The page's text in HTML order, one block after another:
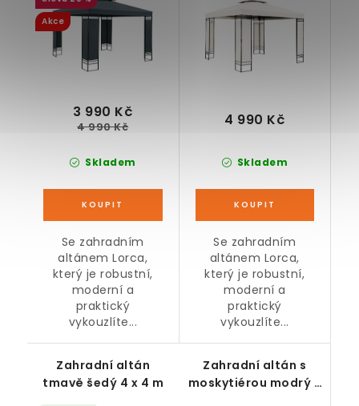
Akce
Skladem
3 990 Kč
4 990 Kč
Se zahradním
altánem Lorca,
který je robustní,
moderní a
praktický
vykouzlíte...
Skladem
4 990 Kč
Se zahradním
altánem Lorca,
který je robustní,
moderní a
praktický
vykouzlíte...
Zahradní altán
tmavě šedý 4 x 4 m
Zahradní altán s
moskytiérou modrý 3